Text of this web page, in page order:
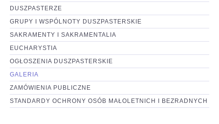
DUSZPASTERZE
GRUPY I WSPÓLNOTY DUSZPASTERSKIE
SAKRAMENTY I SAKRAMENTALIA
EUCHARYSTIA
OGŁOSZENIA DUSZPASTERSKIE
GALERIA
ZAMÓWIENIA PUBLICZNE
STANDARDY OCHRONY OSÓB MAŁOLETNICH I BEZRADNYCH